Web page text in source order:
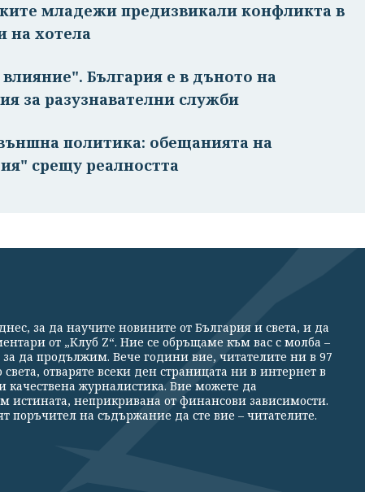
младежи предизвикали конфликта в
на хотела
България е в дъното на
за разузнавателни служби
политика: обещанията на
срещу реалността
за да научите новините от България и света, и да
от „Клуб Z“. Ние се обръщаме към вас с молба –
да продължим. Вече години вие, читателите ни в 97
отваряте всеки ден страницата ни в интернет в
качествена журналистика. Вие можете да
истината, неприкривана от финансови зависимости.
поръчител на съдържание да сте вие – читателите.